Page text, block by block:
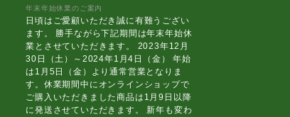
年末年始休業のご案内
日頃はご愛顧いただき誠に有難うござい
ます。 勝手ながら下記期間は年末年始休
業とさせていただきます。 2023年12月
30日（土）～2024年1月4日（金） 年始
は1月5日（金）より通常営業となりま
す。休業期間中にオンラインショップで
ご購入いただきました商品は1月9日以降
に発送させていただきます。 新年も変わ